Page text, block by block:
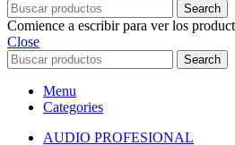
Search
Comience a escribir para ver los
Close
Search
Menu
Categories
AUDIO PROFESIONAL